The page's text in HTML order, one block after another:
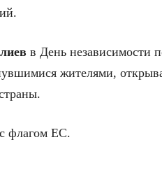
в День независимости
жителями,
флагом ЕС.